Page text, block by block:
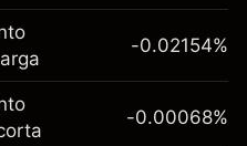
está disponible para
sobre:
-0.02154%
-0.00068%